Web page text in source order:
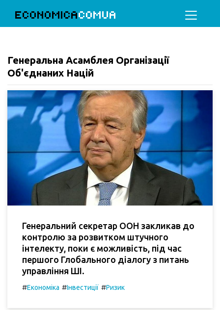
ECONOMICACOMUA
Генеральна Асамблея Організації
Об'єднаних Націй
Генеральний секретар ООН закликав до
контролю за розвитком штучного
інтелекту, поки є можливість, під час
першого Глобального діалогу з питань
управління ШІ.
#Економіка #Інвестиції #Ризик